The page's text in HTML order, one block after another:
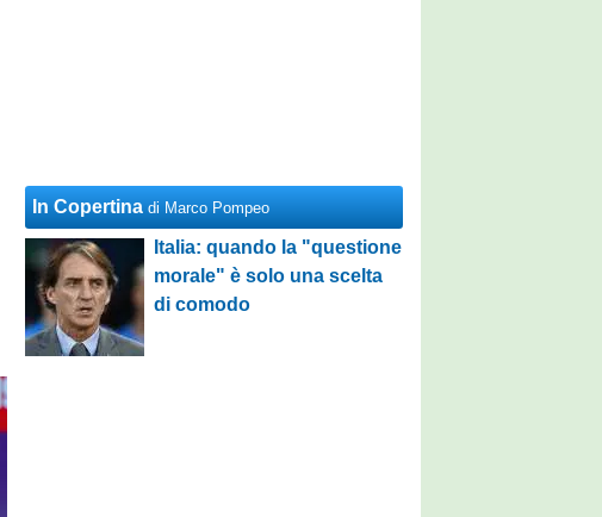
In Copertina di Marco Pompeo
Italia: quando la "questione
morale" è solo una scelta
di comodo